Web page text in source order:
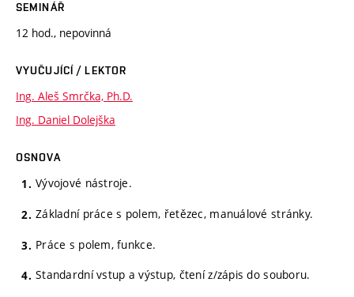
SEMINÁŘ
12 hod., nepovinná
VYUČUJÍCÍ / LEKTOR
Ing. Aleš Smrčka, Ph.D.
Ing. Daniel Dolejška
OSNOVA
Vývojové nástroje.
Základní práce s polem, řetězec, manuálové stránky.
Práce s polem, funkce.
Standardní vstup a výstup, čtení z/zápis do souboru.